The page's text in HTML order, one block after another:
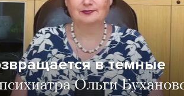
в темные
Ольги